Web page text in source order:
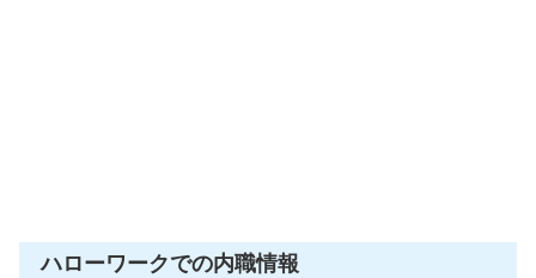
ハローワークでの内職情報